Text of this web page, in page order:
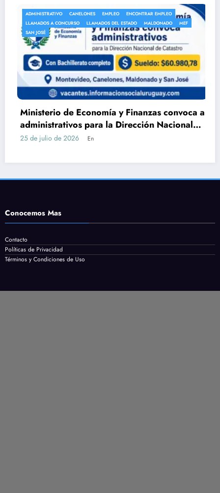
CANELONES EMPLEO
ENCONTRAR EMPLEO
A CONCURSO
LLAMADOS DEL ESTADO MALDONADO
MEF
de Economía y Finanzas convoca a
para la Dirección Nacional
con Bachillerato
de 2026 En
ANEP
Conocemos Mas
Contacto
Políticas de Privacidad
Términos y Condiciones de Uso